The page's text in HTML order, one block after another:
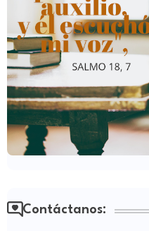
Contáctanos: